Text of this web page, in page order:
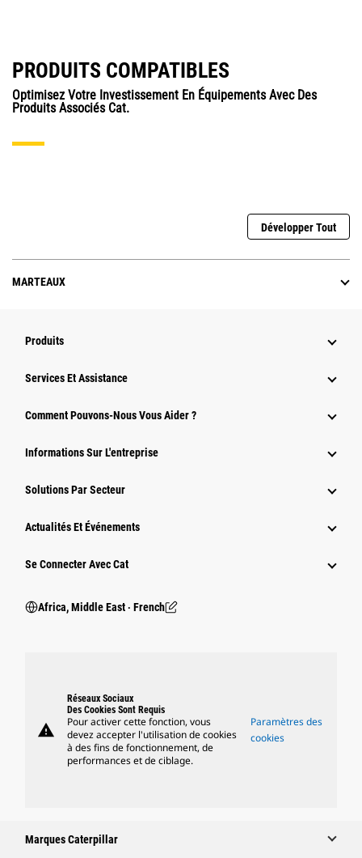
PRODUITS COMPATIBLES
Optimisez Votre Investissement En Équipements Avec Des
Produits Associés Cat.
Développer Tout
MARTEAUX
Produits
Services Et Assistance
Comment Pouvons-Nous Vous Aider ?
Informations Sur L'entreprise
Solutions Par Secteur
Actualités Et Événements
Se Connecter Avec Cat
Africa, Middle East ‧ French
warning
Réseaux Sociaux
Des Cookies Sont Requis
Pour activer cette fonction, vous
devez accepter l'utilisation de cookies
à des fins de fonctionnement, de
performances et de ciblage.
Paramètres des
cookies
Marques Caterpillar